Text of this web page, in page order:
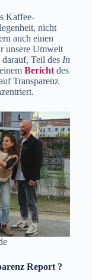
Kaffee-
nicht
auch einen
unsere Umwelt
Teil des In
Bericht des
Transparenz
Report ?